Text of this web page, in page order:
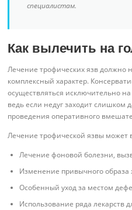
специалистам.
Как вылечить на
Лечение трофических язв должно
комплексный характер.
осуществляться исключительно
ведь если недуг заходит слишком
проведения оперативного
Лечение трофической язвы может
Лечение фоновой болезни,
Изменение привычного образа
Особенный уход за местом
Использование ряда лекарств